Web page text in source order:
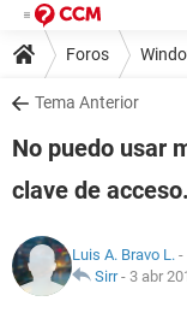
Foros
Tema Anterior
No puedo usar
clave de acceso.
Luis A. Bravo L. -
Sirr- 3 abr